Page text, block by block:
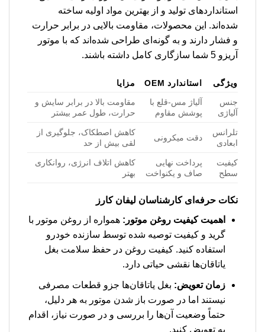
استانداردهای تولید و از بهترین مواد اولیه ساخته
شده‌اند. این محصولات، مقاومت بالایی در برابر حرارت
و فشار دارند و به گونه‌ای طراحی شده‌اند که با موتور
آریزو 5 شما سازگاری کامل داشته باشند.
ویژگی استاندارد OEM
مزایا
جنس
آلیاژی
آلیاژ مس-قلع با
پوشش مقاوم
مقاومت بالا در برابر سایش و
حرارت، طول عمر بیشتر
تلرانس
ابعادی
دقت میکرونی
کاهش اصطکاک، جلوگیری از
لقی بیش از حد
کیفیت
سطح
پرداخت نهایی
صاف و یکنواخت
کاهش اتلاف انرژی، روانکاری
بهتر
نکات حرفه‌ای کارشناسان لیفان کارز
اهمیت کیفیت روغن موتور: همواره از روغن موتور با
گرید و کیفیت توصیه شده توسط سازنده خودرو
استفاده کنید. کیفیت روغن در حفظ سلامت بغل
یاتاقان‌ها نقشی حیاتی دارد.
زمان تعویض: بغل یاتاقان‌ها جزو قطعات مصرفی
نیستند اما در صورت باز شدن موتور به هر دلیل،
حتماً وضعیت آن‌ها را بررسی و در صورت نیاز، اقدام
به تعویض کنید.